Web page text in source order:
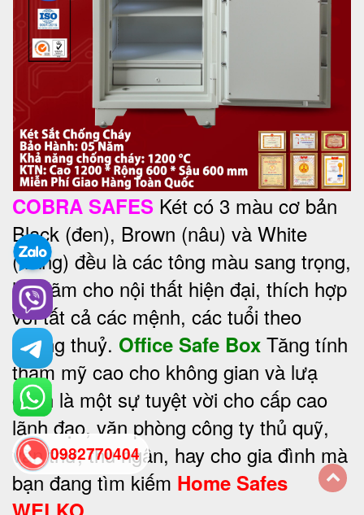
COBRA SAFES Két có 3 màu cơ bản
Black (đen), Brown (nâu) và White
(trắng) đều là các tông màu sang trọng,
lịch lãm cho nội thất hiện đại, thích hợp
với tất cả các mệnh, các tuổi theo
phong thuỷ. Office Safe Box Tăng tính
thẩm mỹ cao cho không gian và lưạ
chọn là một sự tuyệt vời cho cấp cao
lãnh đạo, văn phòng công ty thủ quỹ,
văn thư, thu ngân, hay cho gia đình mà
bạn đang tìm kiếm Home Safes
0982770404